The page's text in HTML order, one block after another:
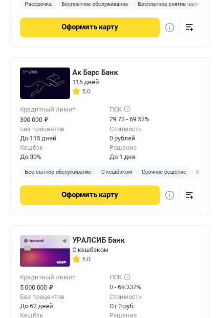
Рассрочка Бесплатное обслуживание Бесплатное снятие наличных
Оформить карту
Ак Барс Банк
115 дней
5.0
Кредитный лимит
300 000 ₽
ПСК
29.73 - 69.53%
Без процентов
До 115 дней
Стоимость
0 рублей
Кешбэк
До 30%
Решение
До 1 дня
Бесплатное обслуживание С кешбэком Срочное решение В
Оформить карту
УРАЛСИБ Банк
С кешбэком
5.0
Кредитный лимит
5 000 000 ₽
ПСК
0 - 69.337%
Без процентов
До 62 дней
Стоимость
От 0 руб.
Кешбэк
Решение